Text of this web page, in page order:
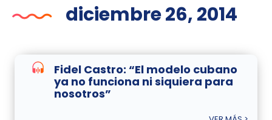
diciembre 26, 2014
Fidel Castro: “El modelo cubano
ya no funciona ni siquiera para
nosotros”